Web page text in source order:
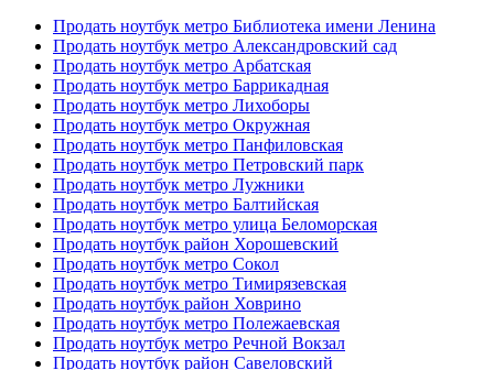
Продать ноутбук метро Библиотека имени Ленина
Продать ноутбук метро Александровский сад
Продать ноутбук метро Арбатская
Продать ноутбук метро Баррикадная
Продать ноутбук метро Лихоборы
Продать ноутбук метро Окружная
Продать ноутбук метро Панфиловская
Продать ноутбук метро Петровский парк
Продать ноутбук метро Лужники
Продать ноутбук метро Балтийская
Продать ноутбук метро улица Беломорская
Продать ноутбук район Хорошевский
Продать ноутбук метро Сокол
Продать ноутбук метро Тимирязевская
Продать ноутбук район Ховрино
Продать ноутбук метро Полежаевская
Продать ноутбук метро Речной Вокзал
Продать ноутбук район Савеловский